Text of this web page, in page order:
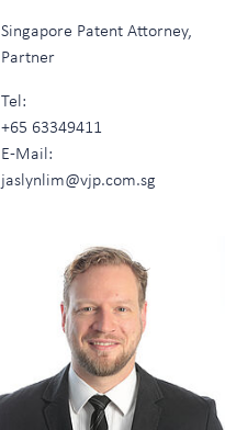
Singapore Patent Attorney,
Partner
Tel:
+65 63349411
E-Mail:
jaslynlim@vjp.com.sg